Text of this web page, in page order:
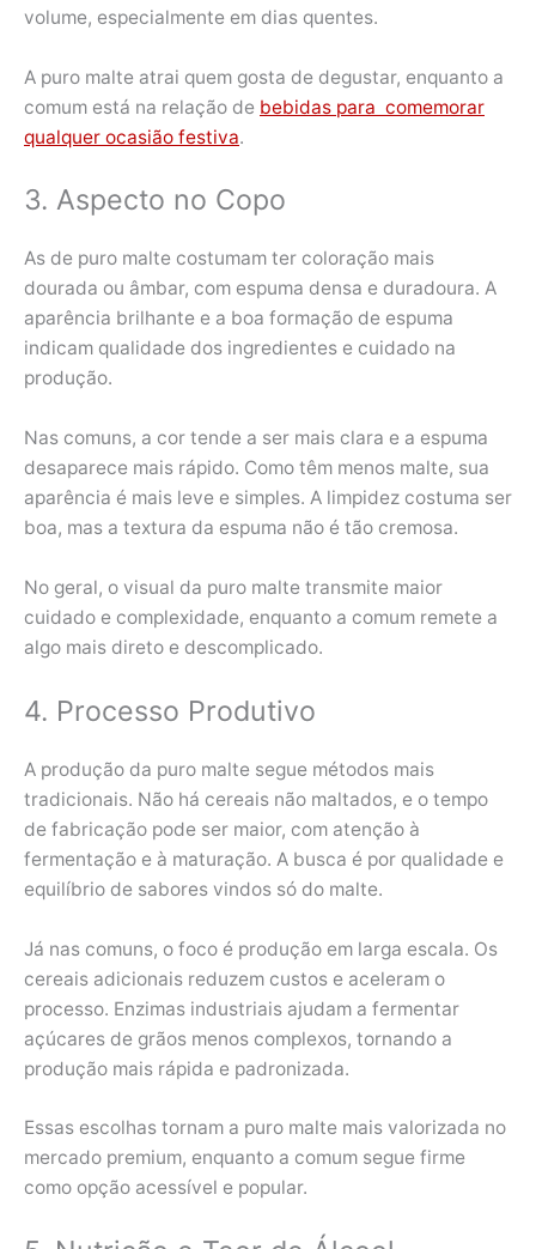
volume, especialmente em dias quentes.
A puro malte atrai quem gosta de degustar, enquanto a
comum está na relação de bebidas para comemorar
qualquer ocasião festiva.
3. Aspecto no Copo
As de puro malte costumam ter coloração mais
dourada ou âmbar, com espuma densa e duradoura. A
aparência brilhante e a boa formação de espuma
indicam qualidade dos ingredientes e cuidado na
produção.
Nas comuns, a cor tende a ser mais clara e a espuma
desaparece mais rápido. Como têm menos malte, sua
aparência é mais leve e simples. A limpidez costuma ser
boa, mas a textura da espuma não é tão cremosa.
No geral, o visual da puro malte transmite maior
cuidado e complexidade, enquanto a comum remete a
algo mais direto e descomplicado.
4. Processo Produtivo
A produção da puro malte segue métodos mais
tradicionais. Não há cereais não maltados, e o tempo
de fabricação pode ser maior, com atenção à
fermentação e à maturação. A busca é por qualidade e
equilíbrio de sabores vindos só do malte.
Já nas comuns, o foco é produção em larga escala. Os
cereais adicionais reduzem custos e aceleram o
processo. Enzimas industriais ajudam a fermentar
açúcares de grãos menos complexos, tornando a
produção mais rápida e padronizada.
Essas escolhas tornam a puro malte mais valorizada no
mercado premium, enquanto a comum segue firme
como opção acessível e popular.